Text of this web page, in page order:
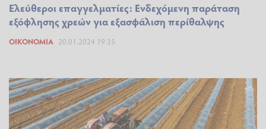
Ελεύθεροι επαγγελματίες: Ενδεχόμενη παράταση
εξόφλησης χρεών για εξασφάλιση περίθαλψης
ΟΙΚΟΝΟΜΊΑ 20.01.2024 19:35